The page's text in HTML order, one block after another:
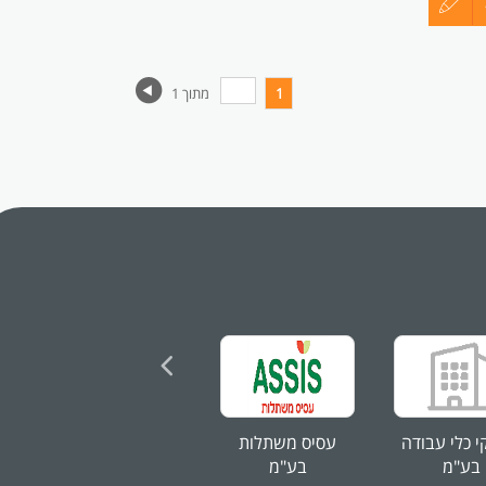
מתוך 1 1
כלי עבודה
בע"מ
עסיס משתלות
בע"מ